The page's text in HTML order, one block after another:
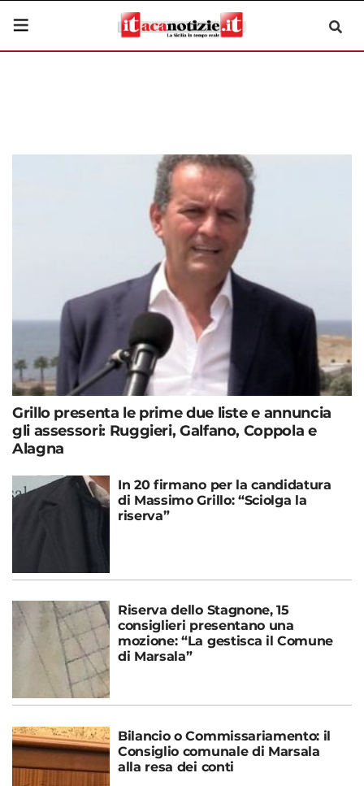
Grillo presenta le prime due liste e annuncia
gli assessori: Ruggieri, Galfano, Coppola e
Alagna
In 20 firmano per la candidatura
di Massimo Grillo: “Sciolga la
riserva”
Riserva dello Stagnone, 15
consiglieri presentano una
mozione: “La gestisca il Comune
di Marsala”
Bilancio o Commissariamento: il
Consiglio comunale di Marsala
alla resa dei conti